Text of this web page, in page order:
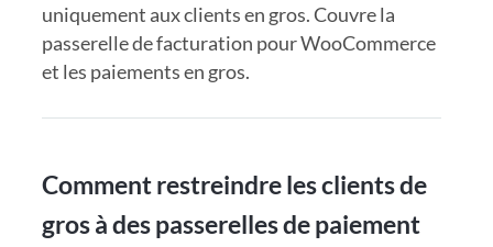
uniquement aux clients en gros. Couvre la
passerelle de facturation pour WooCommerce
et les paiements en gros.
Comment restreindre les clients de
gros à des passerelles de paiement